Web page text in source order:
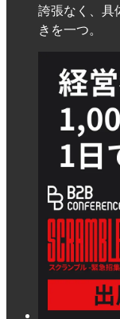
誇張なく、具
きを一つ。